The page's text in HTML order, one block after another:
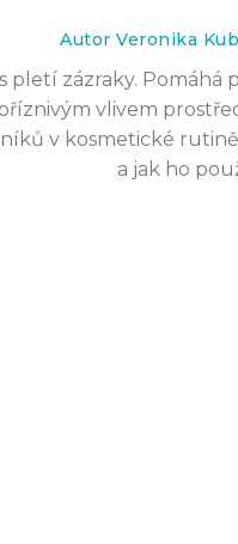
Autor Veronika
pletí zázraky.
vlivem
v kosmetické
a jak ho
pro 2023